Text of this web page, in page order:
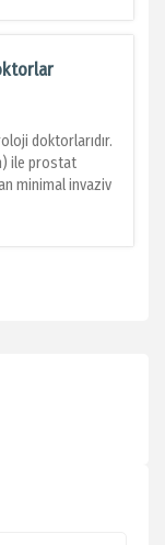
doktorlarıdır.
ile prostat
minimal invaziv